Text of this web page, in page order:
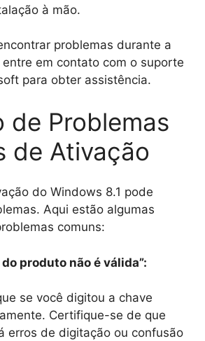
à mão.
problemas durante a
em contato com o suporte
para obter assistência.
de Problemas
de Ativação
do Windows 8.1 pode
Aqui estão algumas
comuns:
do produto não é válida”:
se você digitou a chave
Certifique-se de que
erros de digitação ou confusão